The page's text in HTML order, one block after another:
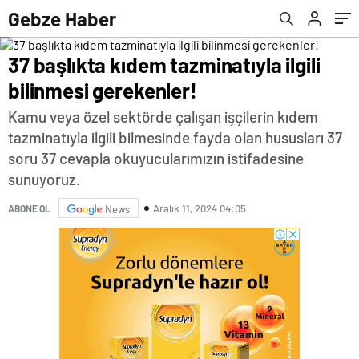
Gebze Haber
37 başlıkta kıdem tazminatıyla ilgili
bilinmesi gerekenler!
Kamu veya özel sektörde çalışan işçilerin kıdem
tazminatıyla ilgili bilmesinde fayda olan hususları 37
soru 37 cevapla okuyucularımızın istifadesine
sunuyoruz.
ABONE OL News Aralık 11, 2024 04:05